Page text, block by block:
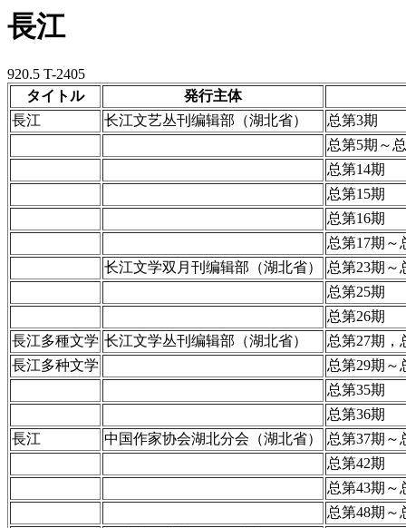
長江
920.5 T-2405
タイトル
発行主体
長江
长江文艺丛刊编辑部（湖北省）
总第3期
总第5期～
总第14期
总第15期
总第16期
总第17期～
长江文学双月刊编辑部（湖北省）
总第23期～
总第25期
总第26期
長江多種文学 长江文学丛刊编辑部（湖北省）
总第27期，
長江多种文学
总第29期～
总第35期
总第36期
長江
中国作家协会湖北分会（湖北省）
总第37期～
总第42期
总第43期～
总第48期～